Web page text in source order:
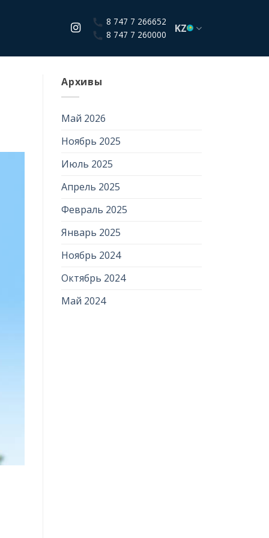
8 747 7 266652
8 747 7 260000
KZ
Архивы
Май 2026
Ноябрь 2025
Июль 2025
Апрель 2025
Февраль 2025
Январь 2025
Ноябрь 2024
Октябрь 2024
Май 2024